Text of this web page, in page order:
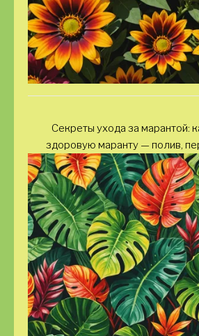
Секреты ухода за марантой:
здоровую маранту — полив,